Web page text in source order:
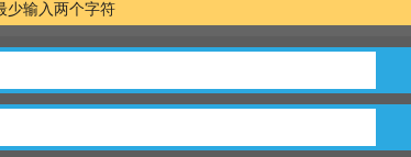
少输入两个字符